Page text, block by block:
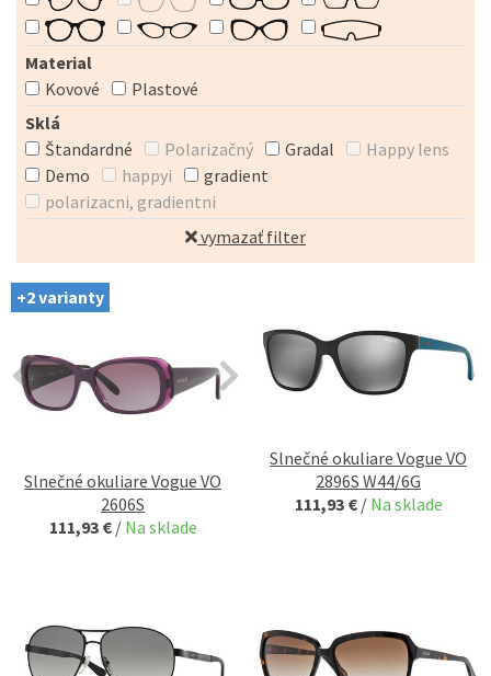
Material
Kovové
Plastové
Sklá
Štandardné
Polarizačný Gradal
Happy lens
Demo
happyi
gradient
polarizacni, gradientni
vymazať filter
+2 varianty
Slnečné okuliare Vogue VO
2606S
111,93 € / Na sklade
Slnečné okuliare Vogue VO
2896S W44/6G
111,93 € / Na sklade